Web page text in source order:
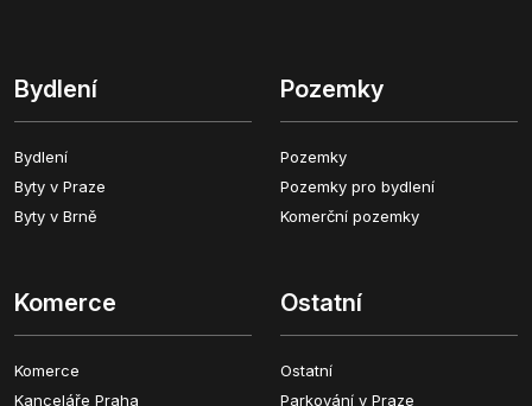
Bydlení
Bydlení
Byty v Praze
Byty v Brně
Pozemky
Pozemky
Pozemky pro bydlení
Komerční pozemky
Komerce
Komerce
Kanceláře Praha
Ostatní
Ostatní
Parkování v Praze